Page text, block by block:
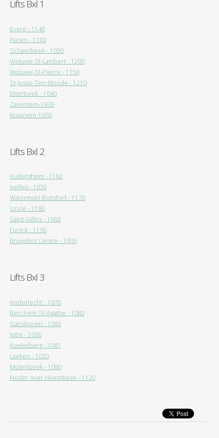
Lifts Bxl 1
Evere - 1140
Haren - 1130
Schaerbeek - 1030
Woluwe-St-Lambert - 1200
Woluwe-St-Pierre - 1150
St-Josse-Ten-Noode - 1210
Etterbeek - 1040
Zaventem-1930
Kraainem-1950
Lifts Bxl 2
Auderghem - 1160
Ixelles - 1050
Watermael-Boitsfort - 1170
Uccle - 1180
Saint-Gilles - 1060
Forest - 1190
Bruxelles Centre - 1000
Lifts Bxl 3
Anderlecht - 1070
Berchem-St-Agathe - 1082
Ganshoren - 1083
Jette - 1090
Koekelberg - 1081
Laeken - 1020
Molenbeek - 1080
Neder over Heembeek - 1120